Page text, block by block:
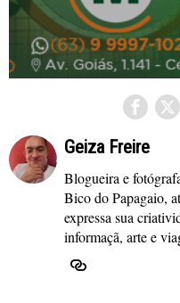
Geiza Freire
Blogueira e
Bico do Papagaio,
expressa sua
informaçã, arte e